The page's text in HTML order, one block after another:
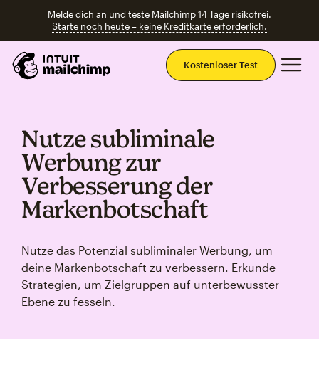
Melde dich an und teste Mailchimp 14 Tage risikofrei.
Starte noch heute – keine Kreditkarte erforderlich.
Kostenloser Test
Nutze subliminale
Werbung zur
Verbesserung der
Markenbotschaft
Nutze das Potenzial subliminaler Werbung, um
deine Markenbotschaft zu verbessern. Erkunde
Strategien, um Zielgruppen auf unterbewusster
Ebene zu fesseln.